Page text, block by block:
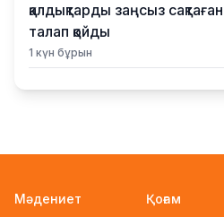
қалдықтарды заңсыз
талап қойды
1 күн бұрын
Жүлде қоры 10,5 миллион
білім гранттары
Мәдениет
Қоғам